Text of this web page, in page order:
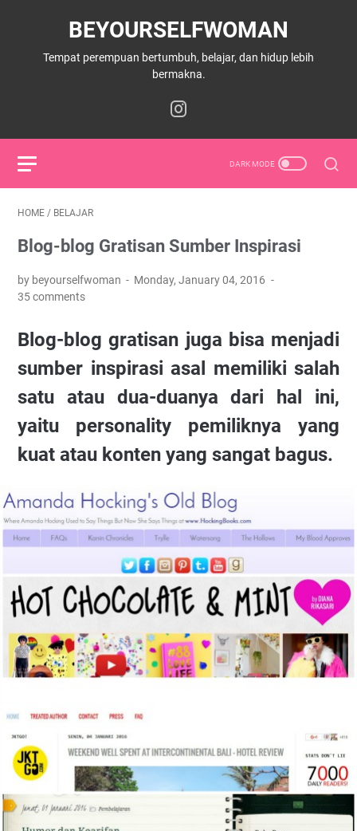
BEYOURSELFWOMAN
Tempat perempuan bertumbuh, belajar, dan hidup lebih
bermakna.
HOME / BELAJAR
Blog-blog Gratisan Sumber Inspirasi
by beyourselfwoman
Monday, January 04, 2016
35 comments
Blog-blog gratisan juga bisa menjadi
sumber inspirasi asal memiliki salah
satu atau dua-duanya dari hal ini,
yaitu personality pemiliknya yang
kuat atau konten yang sangat bagus.